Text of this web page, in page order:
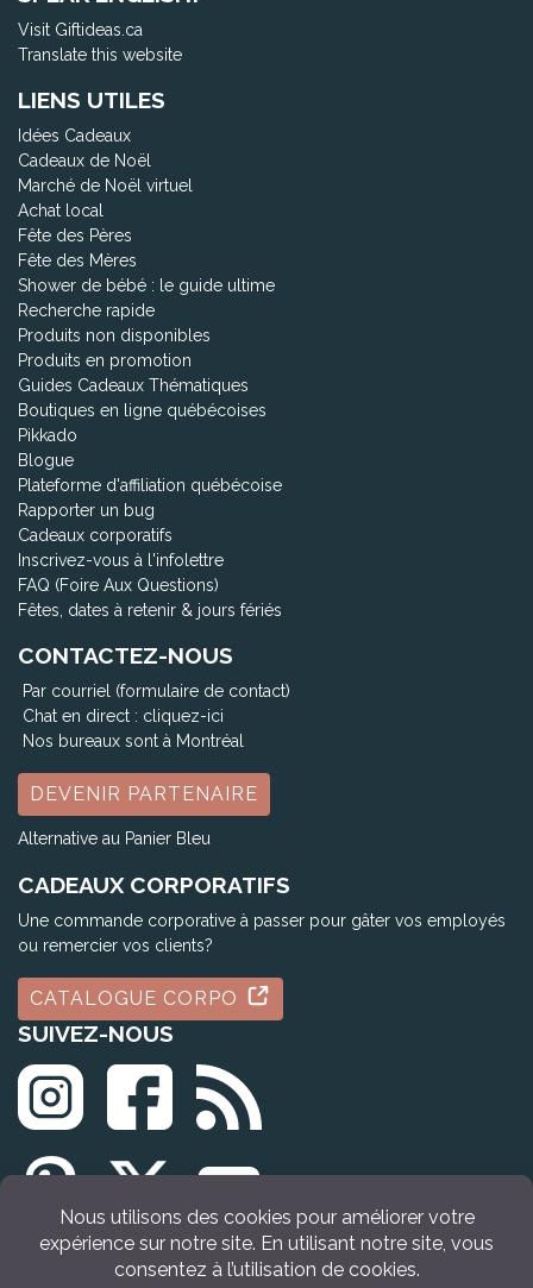
Visit Giftideas.ca
Translate this website
LIENS UTILES
Idées Cadeaux
Cadeaux de Noël
Marché de Noël virtuel
Achat local
Fête des Pères
Fête des Mères
Shower de bébé : le guide ultime
Recherche rapide
Produits non disponibles
Produits en promotion
Guides Cadeaux Thématiques
Boutiques en ligne québécoises
Pikkado
Blogue
Plateforme d'affiliation québécoise
Rapporter un bug
Cadeaux corporatifs
Inscrivez-vous à l'infolettre
FAQ (Foire Aux Questions)
Fêtes, dates à retenir & jours fériés
CONTACTEZ-NOUS
Par courriel (formulaire de contact)
Chat en direct : cliquez-ici
Nos bureaux sont à Montréal
DEVENIR PARTENAIRE
Alternative au Panier Bleu
CADEAUX CORPORATIFS
Une commande corporative à passer pour gâter vos employés
ou remercier vos clients?
CATALOGUE CORPO
SUIVEZ-NOUS